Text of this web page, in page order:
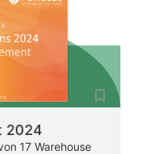
2024
17 Warehouse